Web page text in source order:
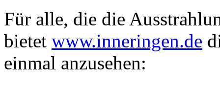
Für alle, die die
bietet www.inneringen.de
einmal anzusehen: